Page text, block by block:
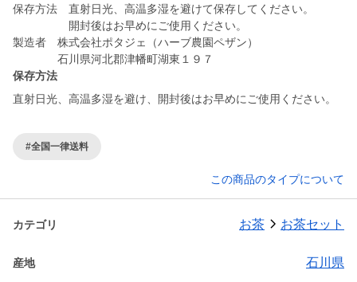
保存方法 直射日光、高温多湿を避けて保存してください。
開封後はお早めにご使用ください。
製造者 株式会社ポタジェ（ハーブ農園ペザン）
石川県河北郡津幡町湖東１９７
保存方法
直射日光、高温多湿を避け、開封後はお早めにご使用ください。
#全国一律送料
この商品のタイプについて
カテゴリ お茶 お茶セット
産地 石川県